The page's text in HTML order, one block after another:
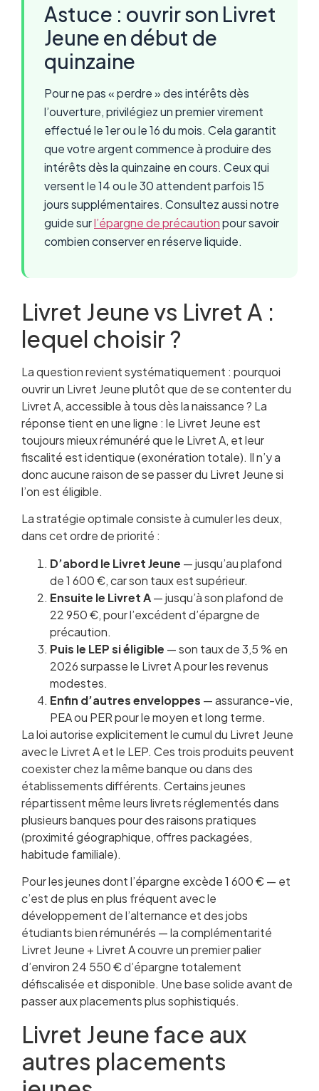
Astuce : ouvrir son Livret
Jeune en début de
quinzaine
Pour ne pas « perdre » des intérêts dès
l’ouverture, privilégiez un premier virement
effectué le 1er ou le 16 du mois. Cela garantit
que votre argent commence à produire des
intérêts dès la quinzaine en cours. Ceux qui
versent le 14 ou le 30 attendent parfois 15
jours supplémentaires. Consultez aussi notre
guide surl’épargne de précautionpour savoir
combien conserver en réserve liquide.
Livret Jeune vs Livret A :
lequel choisir ?
La question revient systématiquement : pourquoi
ouvrir un Livret Jeune plutôt que de se contenter du
Livret A, accessible à tous dès la naissance ? La
réponse tient en une ligne : le Livret Jeune est
toujours mieux rémunéré que le Livret A, et leur
fiscalité est identique (exonération totale). Il n’y a
donc aucune raison de se passer du Livret Jeune si
l’on est éligible.
La stratégie optimale consiste à cumuler les deux,
dans cet ordre de priorité :
D’abord le Livret Jeune — jusqu’au plafond
de 1 600 €, car son taux est supérieur.
Ensuite le Livret A— jusqu’à son plafond de
22 950 €, pour l’excédent d’épargne de
précaution.
Puis le LEP si éligible — son taux de 3,5 % en
2026 surpasse le Livret A pour les revenus
modestes.
Enfin d’autres enveloppes — assurance-vie,
PEA ou PER pour le moyen et long terme.
La loi autorise explicitement le cumul du Livret Jeune
avec le Livret A et le LEP. Ces trois produits peuvent
coexister chez la même banque ou dans des
établissements différents. Certains jeunes
répartissent même leurs livrets réglementés dans
plusieurs banques pour des raisons pratiques
(proximité géographique, offres packagées,
habitude familiale).
Pour les jeunes dont l’épargne excède 1 600 € — et
c’est de plus en plus fréquent avec le
développement de l’alternance et des jobs
étudiants bien rémunérés — la complémentarité
Livret Jeune + Livret A couvre un premier palier
d’environ 24 550 € d’épargne totalement
défiscalisée et disponible. Une base solide avant de
passer aux placements plus sophistiqués.
Livret Jeune face aux
autres placements